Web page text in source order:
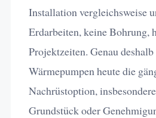
Installation vergleichsweise
Erdarbeiten, keine Bohrung,
Projektzeiten. Genau
Wärmepumpen heute die
Nachrüstoption,
Grundstück oder